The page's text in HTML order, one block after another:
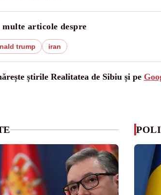
articole despre
trump iran
știrile Realitatea de Sibiu și pe